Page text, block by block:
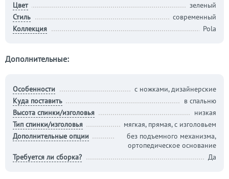
Цвет
зеленый
Стиль
современный
Коллекция
Pola
Дополнительные:
Особенности
с ножками, дизайнерские
Куда поставить
в спальню
Высота спинки/изголовья
низкая
Тип спинки/изголовья
мягкая, прямая, с изголовьем
Дополнительные опции
без подъемного механизма,
ортопедическое основание
Требуется ли сборка?
Да